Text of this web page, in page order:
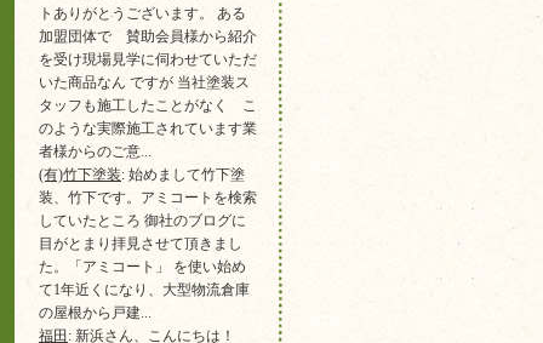
トありがとうございます。 ある
加盟団体で 賛助会員様から紹介
を受け現場見学に伺わせていただ
いた商品なん ですが 当社塗装ス
タッフも施工したことがなく こ
のような実際施工されています業
者様からのご意...
(有)竹下塗装: 始めまして竹下塗
装、竹下です。アミコートを検索
していたところ 御社のブログに
目がとまり拝見させて頂きまし
た。「アミコート」 を使い始め
て1年近くになり、大型物流倉庫
の屋根から戸建...
福田 : 新浜さん、こんにちは！